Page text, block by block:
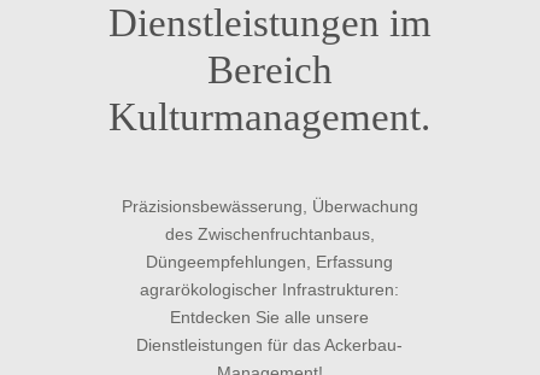
Dienstleistungen im
Bereich
Kulturmanagement.
Präzisionsbewässerung, Überwachung
des Zwischenfruchtanbaus,
Düngeempfehlungen, Erfassung
agrarökologischer Infrastrukturen:
Entdecken Sie alle unsere
Dienstleistungen für das Ackerbau-